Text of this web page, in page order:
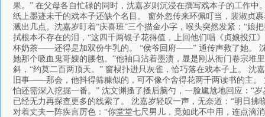
果。” 在父母各自忙碌的同时，沈嘉岁则沉浸在撰写戏本子的工作
纸上墨迹未干的戏本子还缺个名目。 窗外忽传来环佩叮当，裴淑贞
溅出几点。沈嘉岁盯着“庆喜班”三个描金小字，喉头突然发紧：“娘
拭根本不存在的泪，“这四千两银子花得值，上回他们唱《贞娘投江
杯奶茶——还得是加双份牛乳的。 “侯爷回府——” 通传声救了她。
她那个吸血鬼哥嫂的腰包。”他袖口沾着墨渍，显是刚从衙门卷宗堆
斜，“约莫二百两顶天。” 窗棂扑进只灰雀，恰巧落在戏本子上。
旧事——那会，他抖得筛糠似的，可不像个舍得花两千两读书的主
怕还需深入挖掘一番。” 沈文渊搔了搔后脑勺，一脸尴尬地回应：“
已经无力再探查更多的线索了。 沈嘉岁轻叹一声，无奈道：“明日
对着丈夫一阵疾言厉色：“你堂堂七尺男儿，竟如此不中用，连点滴